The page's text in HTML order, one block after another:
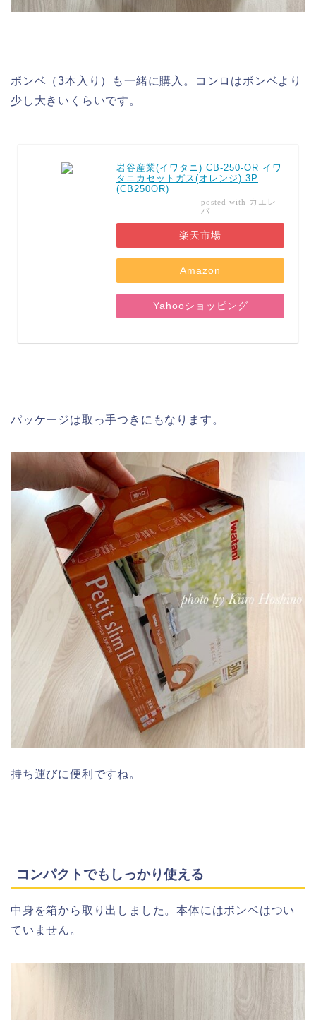
ボンベ（3本入り）も一緒に購入。コンロはボンベより
少し大きいくらいです。
岩谷産業(イワタニ) CB-250-OR イワ
タニカセットガス(オレンジ) 3P
(CB250OR)
posted with カエレ
バ
楽天市場
Amazon
Yahooショッピング
パッケージは取っ手つきにもなります。
持ち運びに便利ですね。
コンパクトでもしっかり使える
中身を箱から取り出しました。本体にはボンベはつい
ていません。